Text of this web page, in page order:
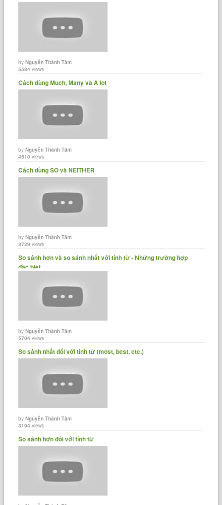
byNguyễn Thành Tâm
5584 views
Cách dùng Much, Many và A lot
byNguyễn Thành Tâm
4510 views
Cách dùng SO và NEITHER
byNguyễn Thành Tâm
3729 views
So sánh hơn và so sánh nhất với tính từ - Những trường hợp
đặc biệt.
byNguyễn Thành Tâm
5704 views
So sánh nhất đối với tính từ (most, best, etc.)
byNguyễn Thành Tâm
3194 views
So sánh hơn đối với tính từ